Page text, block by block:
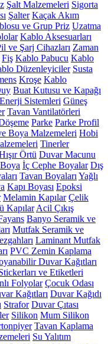
Şalt Malzemeleri Sigorta
Şalter Kaçak Akım
ve Grup Priz Uzatma
Kablo Aksesuarları
ve Şarj Cihazları Zaman
Fiş Kablo Pabucu Kablo
Düzenleyiciler Susta
Kroşe Kablo
Buat Kutusu ve Kapağı
Enerji Sistemleri Güneş
Tavan Vantilatörleri
Parke Parke Profil
Boya Malzemeleri Hobi
Tinerler
Örtü Duvar Macunu
Boya İç Cephe Boyalar Dış
Tavan Boyaları Yağlı
Kapı Boyası Epoksi
Melamin Kapılar Çelik
Kapılar Acil Çıkış
Banyo Seramik ve
Mutfak Seramik ve
Laminant Mutfak
PVC Zemin Kaplama
Duvar Kağıtları
ve Etiketleri
Folyolar Çocuk Odası
Kağıtları Duvar Kağıdı
Strafor Duvar Çıtası
Silikon Mum Silikon
Tavan Kaplama
Su Yalıtım